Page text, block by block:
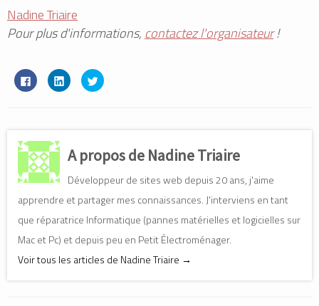
Nadine Triaire
Pour plus d'informations, contactez l'organisateur!
C
l
u
r
p
a
t
a
e
s
r
F
C
l
u
r
a
t
a
g
e
s
r
L
C
l
u
r
a
r
t
a
e
s
r
T
A propos de Nadine Triaire
Développeur de sites web depuis 20 ans, j'aime
apprendre et partager mes connaissances. J'interviens en tant
que réparatrice Informatique (pannes matérielles et logicielles sur
Mac et Pc) et depuis peu en Petit Électroménager.
Voir tous les articles de Nadine Triaire →